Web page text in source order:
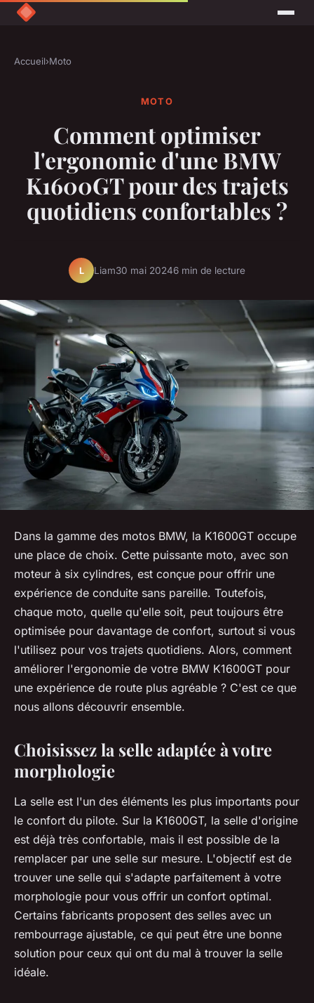
Accueil›Moto
MOTO
Comment optimiser
l'ergonomie d'une BMW
K1600GT pour des trajets
quotidiens confortables ?
L Liam30 mai 20246 min de lecture
Dans la gamme des motos BMW, la K1600GT occupe
une place de choix. Cette puissante moto, avec son
moteur à six cylindres, est conçue pour offrir une
expérience de conduite sans pareille. Toutefois,
chaque moto, quelle qu'elle soit, peut toujours être
optimisée pour davantage de confort, surtout si vous
l'utilisez pour vos trajets quotidiens. Alors, comment
améliorer l'ergonomie de votre BMW K1600GT pour
une expérience de route plus agréable ? C'est ce que
nous allons découvrir ensemble.
Choisissez la selle adaptée à votre
morphologie
La selle est l'un des éléments les plus importants pour
le confort du pilote. Sur la K1600GT, la selle d'origine
est déjà très confortable, mais il est possible de la
remplacer par une selle sur mesure. L'objectif est de
trouver une selle qui s'adapte parfaitement à votre
morphologie pour vous offrir un confort optimal.
Certains fabricants proposent des selles avec un
rembourrage ajustable, ce qui peut être une bonne
solution pour ceux qui ont du mal à trouver la selle
idéale.